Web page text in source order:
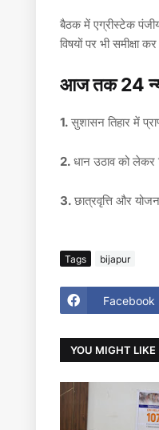
बैठक में एग्रीस्टेक
विषयों पर भी
आज तक 24
1. सुशासन तिहार में
2. धान उठाव को लेकर
3. छात्रवृत्ति और
Tags bijapur
Facebook
YOU MIGHT LIKE